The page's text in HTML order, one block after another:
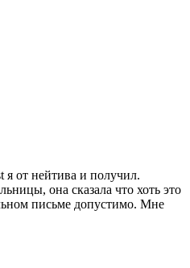
я от нейтива и получил.
она сказала что хоть это
письме допустимо. Мне